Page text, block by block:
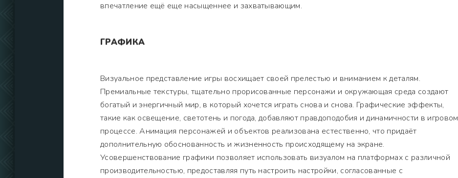
впечатление ещё еще насыщеннее и захватывающим.
ГРАФИКА
Визуальное представление игры восхищает своей прелестью и вниманием к деталям.
Премиальные текстуры, тщательно прорисованные персонажи и окружающая среда создают
богатый и энергичный мир, в который хочется играть снова и снова. Графические эффекты,
такие как освещение, светотень и погода, добавляют правдоподобия и динамичности в игровом
процессе. Анимация персонажей и объектов реализована естественно, что придаёт
дополнительную обоснованность и жизненность происходящему на экране.
Усовершенствование графики позволяет использовать визуалом на платформах с различной
производительностью, предоставляя путь настроить настройки, согласованные с